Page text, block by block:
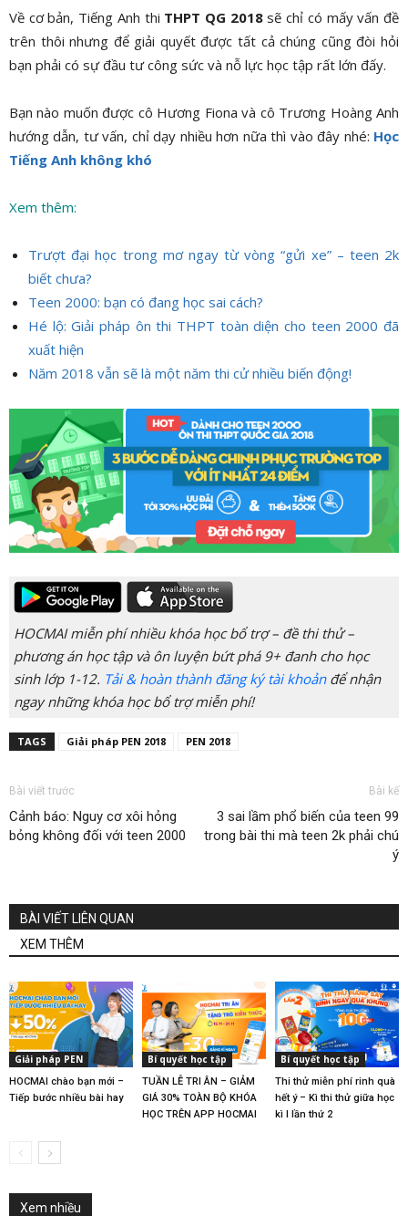
Về cơ bản, Tiếng Anh thi THPT QG 2018sẽ chỉ có mấy vấn đề
trên thôi nhưng để giải quyết được tất cả chúng cũng đòi hỏi
bạn phải có sự đầu tư công sức và nỗ lực học tập rất lớn đấy.
Bạn nào muốn được cô Hương Fiona và cô Trương Hoàng Anh
hướng dẫn, tư vấn, chỉ dạy nhiều hơn nữa thì vào đây nhé: Học
Tiếng Anh không khó
Xem thêm:
Trượt đại học trong mơ ngay từ vòng “gửi xe” – teen 2k
biết chưa?
Teen 2000: bạn có đang học sai cách?
Hé lộ: Giải pháp ôn thi THPT toàn diện cho teen 2000 đã
xuất hiện
Năm 2018 vẫn sẽ là một năm thi cử nhiều biến động!
HOCMAI miễn phí nhiều khóa học bổ trợ – đề thi thử –
phương án học tập và ôn luyện bứt phá 9+ đanh cho học
sinh lớp 1-12. Tải & hoàn thành đăng ký tài khoảnđể nhận
ngay những khóa học bổ trợ miễn phí!
TAGS Giải pháp PEN 2018 PEN 2018
Bài viết trước
Cảnh báo: Nguy cơ xôi hỏng
bỏng không đối với teen 2000
Bài kế
3 sai lầm phổ biến của teen 99
trong bài thi mà teen 2k phải chú
ý
BÀI VIẾT LIÊN QUAN
XEM THÊM
Giải pháp PEN
HOCMAI chào bạn mới –
Tiếp bước nhiều bài hay
Bí quyết học tập
TUẦN LỄ TRI ÂN – GIẢM
GIÁ 30% TOÀN BỘ KHÓA
HỌC TRÊN APP HOCMAI
Bí quyết học tập
Thi thử miễn phí rinh quà
hết ý – Kì thi thử giữa học
kì I lần thứ 2
Xem nhiều